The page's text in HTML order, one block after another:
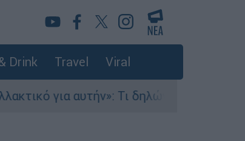
Drink Travel Viral
Τι δηλώνει στο ethnos.gr ο Κώστας